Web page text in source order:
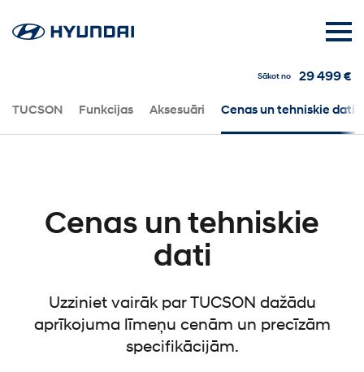
TUCSON Funkcijas Aksesuāri Cenas un tehniskie dati
Sākot no 29 499 €
Cenas un tehniskie
dati
Uzziniet vairāk par TUCSON dažādu
aprīkojuma līmeņu cenām un precīzām
specifikācijām.